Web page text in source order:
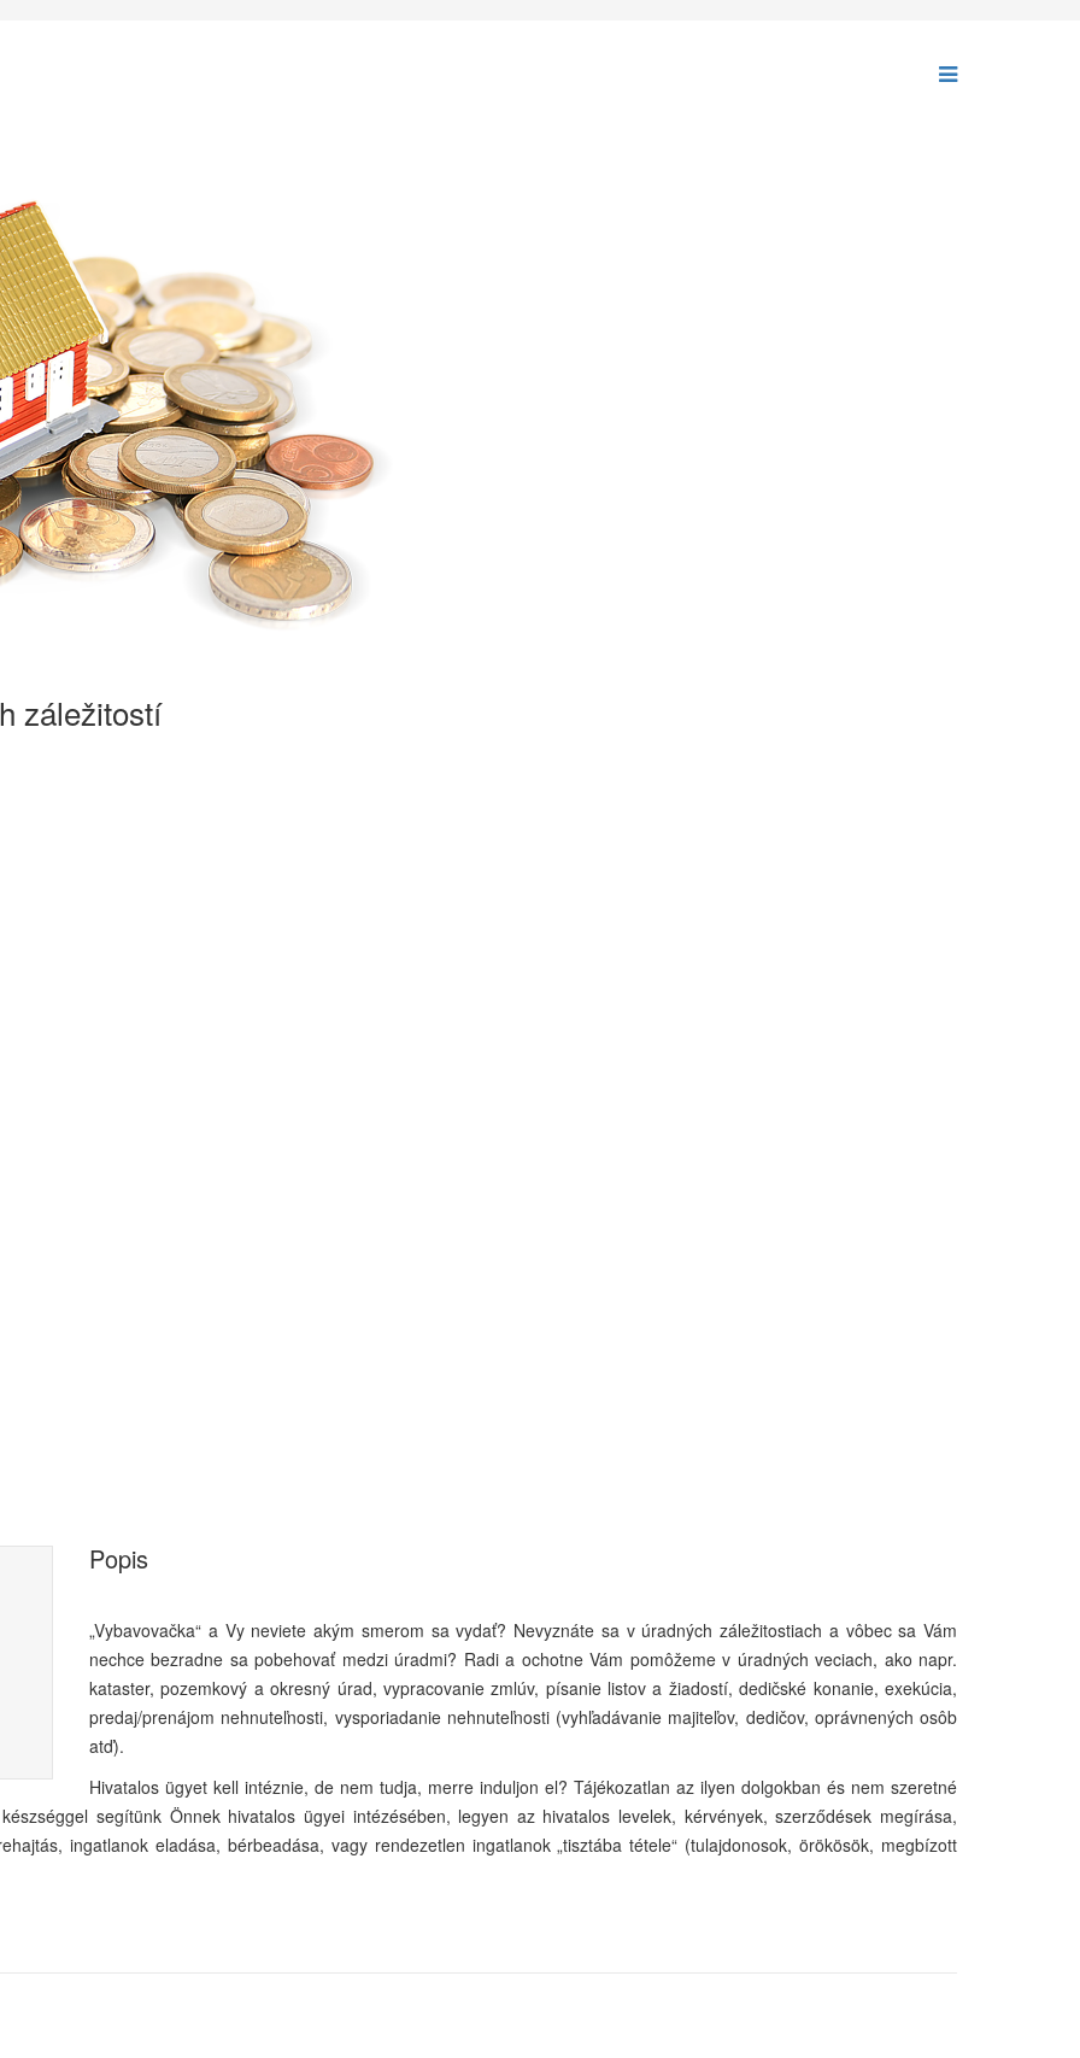
záležitostí
Popis
„Vybavovačka“ a Vy neviete akým smerom sa vydať? Nevyznáte sa v úradných záležitostiach a vôbec sa Vám
nechce bezradne sa pobehovať medzi úradmi? Radi a ochotne Vám pomôžeme v úradných veciach, ako napr.
kataster, pozemkový a okresný úrad, vypracovanie zmlúv, písanie listov a žiadostí, dedičské konanie, exekúcia,
predaj/prenájom nehnuteľnosti, vysporiadanie nehnuteľnosti (vyhľadávanie majiteľov, dedičov, oprávnených osôb
atď).
Hivatalos ügyet kell intéznie, de nem tudja, merre induljon el? Tájékozatlan az ilyen dolgokban és nem szeretné
segítünk Önnek hivatalos ügyei intézésében, legyen az hivatalos levelek, kérvények, szerződések megírása,
ingatlanok eladása, bérbeadása, vagy rendezetlen ingatlanok „tisztába tétele“ (tulajdonosok, örökösök, megbízott